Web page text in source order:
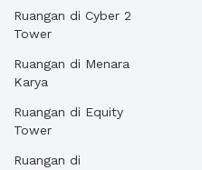
Ruangan di Cyber 2
Tower
Ruangan di Menara
Karya
Ruangan di Equity
Tower
Ruangan di